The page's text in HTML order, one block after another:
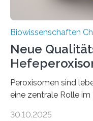
Biowissenschaften
Neue
Peroxisomen sind
eine zentrale Rolle
erfüllen können,
30.10.2025